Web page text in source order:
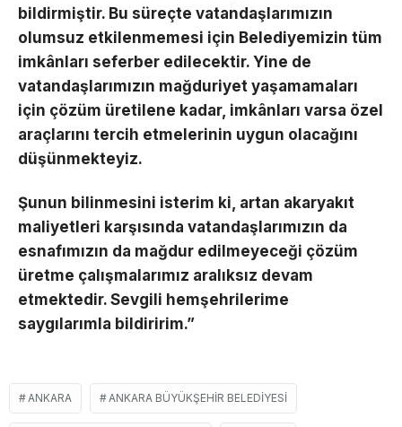
bildirmiştir. Bu süreçte vatandaşlarımızın
olumsuz etkilenmemesi için Belediyemizin tüm
imkânları seferber edilecektir. Yine de
vatandaşlarımızın mağduriyet yaşamamaları
için çözüm üretilene kadar, imkânları varsa özel
araçlarını tercih etmelerinin uygun olacağını
düşünmekteyiz.
Şunun bilinmesini isterim ki, artan akaryakıt
maliyetleri karşısında vatandaşlarımızın da
esnafımızın da mağdur edilmeyeceği çözüm
üretme çalışmalarımız aralıksız devam
etmektedir. Sevgili hemşehrilerime
saygılarımla bildiririm.”
ANKARA ANKARA BÜYÜKŞEHIR BELEDIYESI